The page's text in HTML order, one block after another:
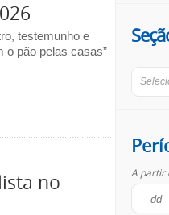
testemunho e
o pão pelas casas”
no
A partir